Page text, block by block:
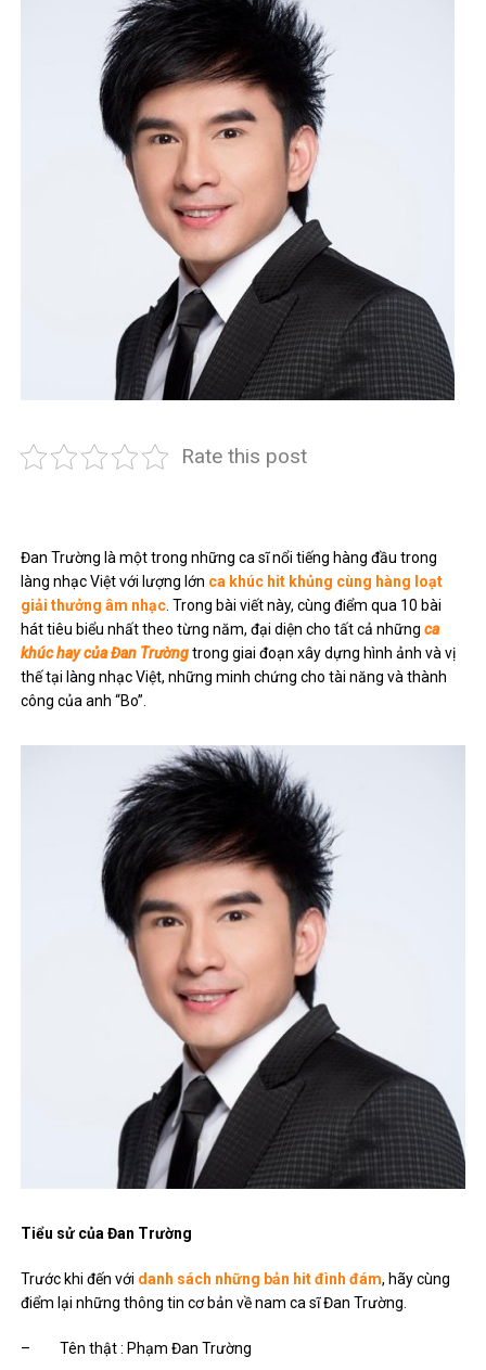
Rate this post
Đan Trường là một trong những ca sĩ nổi tiếng hàng đầu trong
làng nhạc Việt với lượng lớn ca khúc hit khủng cùng hàng loạt
giải thưởng âm nhạc . Trong bài viết này, cùng điểm qua 10 bài
hát tiêu biểu nhất theo từng năm, đại diện cho tất cả nhữngca
khúc hay của Đan Trườngtrong giai đoạn xây dựng hình ảnh và vị
thế tại làng nhạc Việt, những minh chứng cho tài năng và thành
công của anh “Bo”.
Tiểu sử của Đan Trường
Trước khi đến với danh sách những bản hit đình đám, hãy cùng
điểm lại những thông tin cơ bản về nam ca sĩ Đan Trường.
– Tên thật : Phạm Đan Trường